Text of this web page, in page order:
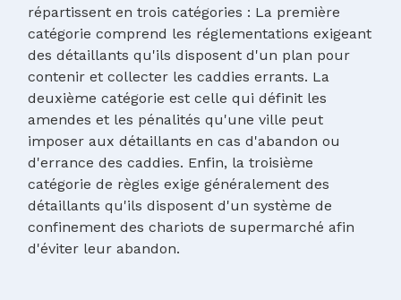
répartissent en trois catégories : La première
catégorie comprend les réglementations exigeant
des détaillants qu'ils disposent d'un plan pour
contenir et collecter les caddies errants. La
deuxième catégorie est celle qui définit les
amendes et les pénalités qu'une ville peut
imposer aux détaillants en cas d'abandon ou
d'errance des caddies. Enfin, la troisième
catégorie de règles exige généralement des
détaillants qu'ils disposent d'un système de
confinement des chariots de supermarché afin
d'éviter leur abandon.